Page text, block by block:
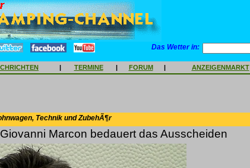
Das Wetter in:
| TERMINE | FORUM | ANZEIGENMARKT
Technik und ZubehÃ¶r
Marcon bedauert das Ausscheiden